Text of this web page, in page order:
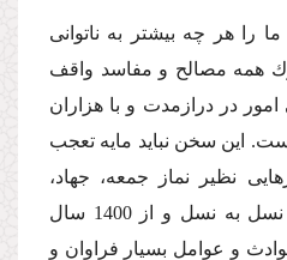
را هر چه بیشتر به ناتوانى
همه مصالح و مفاسد واقف
در درازمدت و با هزاران
این سخن نباید مایه تعجب
نظیر نماز جمعه، جهاد،
انفاق و خدمت به مردم، نسل به نسل و از 1400 سال
و عوامل بسیار فراوان و